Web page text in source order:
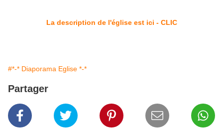
La description de l'église est ici - CLIC
#*-* Diaporama Eglise *-*
Partager